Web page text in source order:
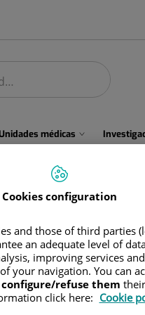
médicas
Ática 1)
Madrid
Cookies configuration
and those of third parties
an adequate level of
improving services
your navigation. You can
configure/refuse them
click here: Cookie